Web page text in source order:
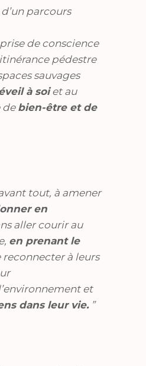
parcours
de conscience
pédestre
sauvages
à soiet au
de bien-être et de
tout, à amener
en
aller courir au
en prenant le
à leurs
et
dans leur vie.”